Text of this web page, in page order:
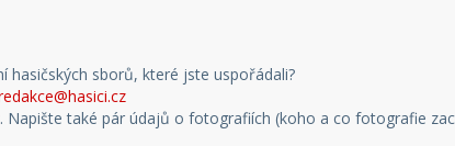
hasičských sborů, které jste uspořádali?
. Napište také pár údajů o fotografiích (koho a co fotografie